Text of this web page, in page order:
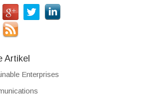
Artikel
Enterprises